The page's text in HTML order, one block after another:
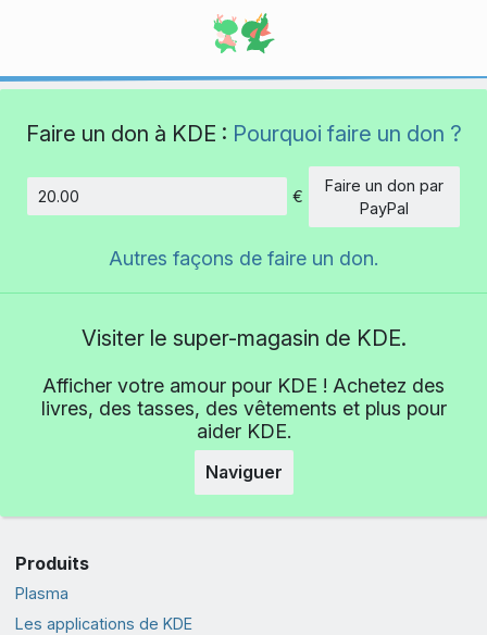
Faire un don à KDE : Pourquoi faire un don ?
Montant
€
Faire un don par
PayPal
Autres façons de faire un don.
Visiter le super-magasin de KDE.
Afficher votre amour pour KDE ! Achetez des
livres, des tasses, des vêtements et plus pour
aider KDE.
Naviguer
Produits
Plasma
Les applications de KDE